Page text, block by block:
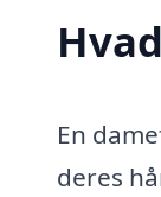
En
deres